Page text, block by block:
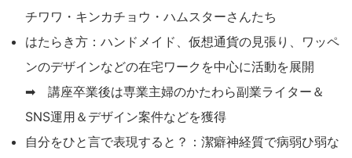
チワワ・キンカチョウ・ハムスターさんたち
はたらき方：ハンドメイド、仮想通貨の見張り、ワッペ
ンのデザインなどの在宅ワークを中心に活動を展開
➡ 講座卒業後は専業主婦のかたわら副業ライター＆
SNS運用＆デザイン案件などを獲得
自分をひと言で表現すると？：潔癖神経質で病弱ひ弱な